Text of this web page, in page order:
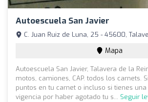
Autoescuela San Javier
C. Juan Ruiz de Luna, 25 - 45600,
Mapa
Autoescuela San Javier, Talavera de la
motos, camiones, CAP. todos los carnets.
puntos en tu carnet o incluso si tienes
vigencia por haber agotado tu s... Seguir